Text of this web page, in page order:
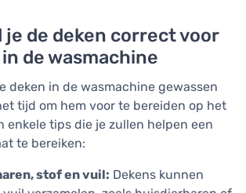
je de deken correct voor
de wasmachine
deken in de wasmachine gewassen
tijd om hem voor te bereiden op het
enkele tips die je zullen helpen een
te bereiken:
stof en vuil: Dekens kunnen